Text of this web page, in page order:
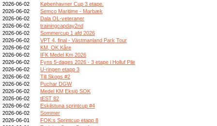
2026-06-02
Københavner Cup 3 etape.
2026-06-02
Semco Maritime - Marbæk
2026-06-02
Dala OL-veteraner
2026-06-02
trainingcapday2nd
2026-06-02
Sommercup 1 afd 2026
2026-06-02
VPT 4, final - Västmanland Park Tour
2026-06-02
KM, OK Kåre
2026-06-02
IFK Medel Km 2026
2026-06-02
Fyns 5-dages 2026 - 3 etape i Holluf Pile
2026-06-02
U-ringen etapp 3
2026-06-02
Till Skogs #2
2026-06-02
Puchar DGW
2026-06-02
Medel KM Eksjö SOK
2026-06-02
tEST 82
2026-06-02
Eskilstuna sprintcup #4
2026-06-02
Sommer
2026-06-01
FOK:s Sprintcup etapp 8